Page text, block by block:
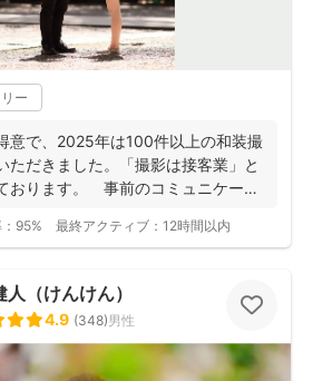
ー
意で、2025年は100件以上の和装撮
ただきました。「撮影は接客業」と
おります。 事前のコミュニケーシ
95% 最終アクティブ： 12時間以内
人（けんけん）
4.9 (348)男性